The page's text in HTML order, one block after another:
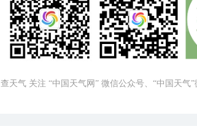
查天气 关注 “中国天气网” 微信公众号、“中国天气